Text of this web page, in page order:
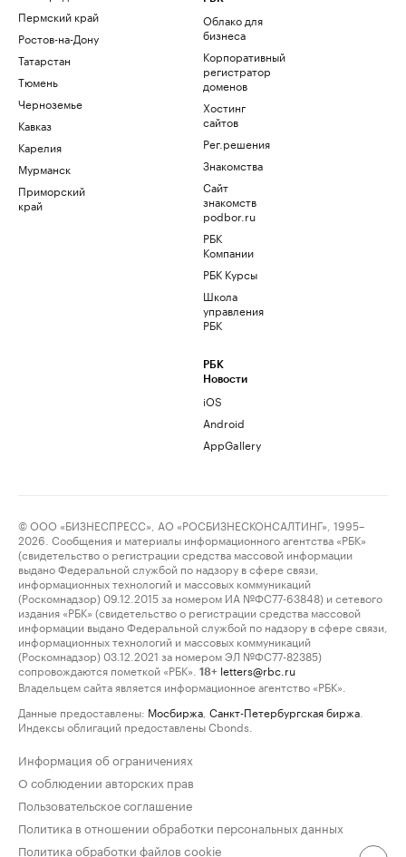
Пермский край
Ростов-на-Дону
Татарстан
Тюмень
Черноземье
Кавказ
Карелия
Мурманск
Приморский
край
Облако для
бизнеса
Корпоративный
регистратор
доменов
Хостинг
сайтов
Рег.решения
Знакомства
Сайт
знакомств
podbor.ru
РБК
Компании
РБК Курсы
Школа
управления
РБК
РБК
Новости
iOS
Android
AppGallery
© ООО «БИЗНЕСПРЕСС», АО «РОСБИЗНЕСКОНСАЛТИНГ», 1995–
2026. Сообщения и материалы информационного агентства «РБК»
(свидетельство о регистрации средства массовой информации
выдано Федеральной службой по надзору в сфере связи,
информационных технологий и массовых коммуникаций
(Роскомнадзор) 09.12.2015 за номером ИА №ФС77-63848) и сетевого
издания «РБК» (свидетельство о регистрации средства массовой
информации выдано Федеральной службой по надзору в сфере связи,
информационных технологий и массовых коммуникаций
(Роскомнадзор) 03.12.2021 за номером ЭЛ №ФС77-82385)
сопровождаются пометкой «РБК».
18+ letters@rbc.ru
Владельцем сайта является информационное агентство «РБК».
Данные предоставлены: Мосбиржа Санкт-Петербургская биржа
Индексы облигаций предоставлены Cbonds.
Информация об ограничениях
О соблюдении авторских прав
Пользовательское соглашение
Политика в отношении обработки персональных данных
Политика обработки файлов cookie